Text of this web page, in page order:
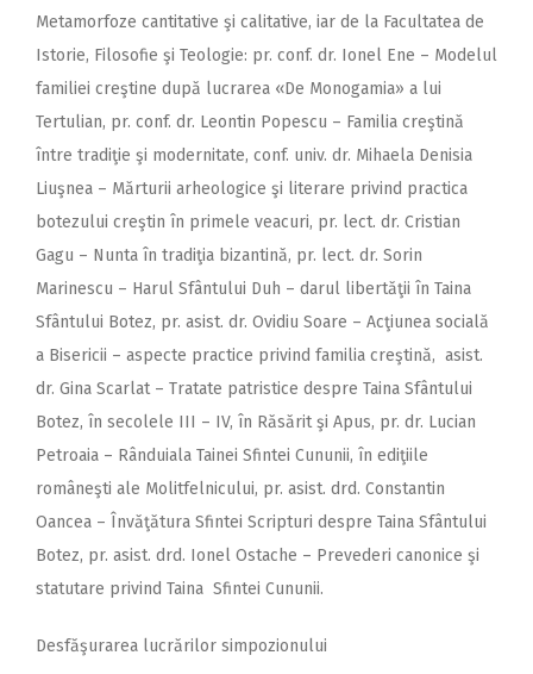
Metamorfoze cantitative şi calitative, iar de la Facultatea de
Istorie, Filosofie şi Teologie: pr. conf. dr. Ionel Ene – Modelul
familiei creştine după lucrarea «De Monogamia» a lui
Tertulian, pr. conf. dr. Leontin Popescu – Familia creştină
între tradiţie şi modernitate, conf. univ. dr. Mihaela Denisia
Liuşnea – Mărturii arheologice şi literare privind practica
botezului creştin în primele veacuri, pr. lect. dr. Cristian
Gagu – Nunta în tradiţia bizantină, pr. lect. dr. Sorin
Marinescu – Harul Sfântului Duh – darul libertăţii în Taina
Sfântului Botez, pr. asist. dr. Ovidiu Soare – Acţiunea socială
a Bisericii – aspecte practice privind familia creştină, asist.
dr. Gina Scarlat – Tratate patristice despre Taina Sfântului
Botez, în secolele III – IV, în Răsărit şi Apus, pr. dr. Lucian
Petroaia – Rânduiala Tainei Sfintei Cununii, în ediţiile
româneşti ale Molitfelnicului, pr. asist. drd. Constantin
Oancea – Învăţătura Sfintei Scripturi despre Taina Sfântului
Botez, pr. asist. drd. Ionel Ostache – Prevederi canonice şi
statutare privind Taina Sfintei Cununii.
Desfăşurarea lucrărilor simpozionului